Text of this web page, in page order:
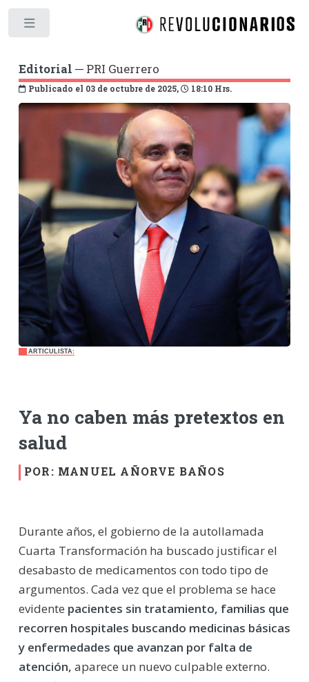
Editorial ─ PRI Guerrero
Publicado el 03 de octubre de 2025, 18:10 Hrs.
Ya no caben más pretextos en
salud
POR: MANUEL AÑORVE BAÑOS
Durante años, el gobierno de la autollamada
Cuarta Transformación ha buscado justificar el
desabasto de medicamentos con todo tipo de
argumentos. Cada vez que el problema se hace
evidente pacientes sin tratamiento, familias que
recorren hospitales buscando medicinas básicas
y enfermedades que avanzan por falta de
atención, aparece un nuevo culpable externo.
ARTICULISTA: